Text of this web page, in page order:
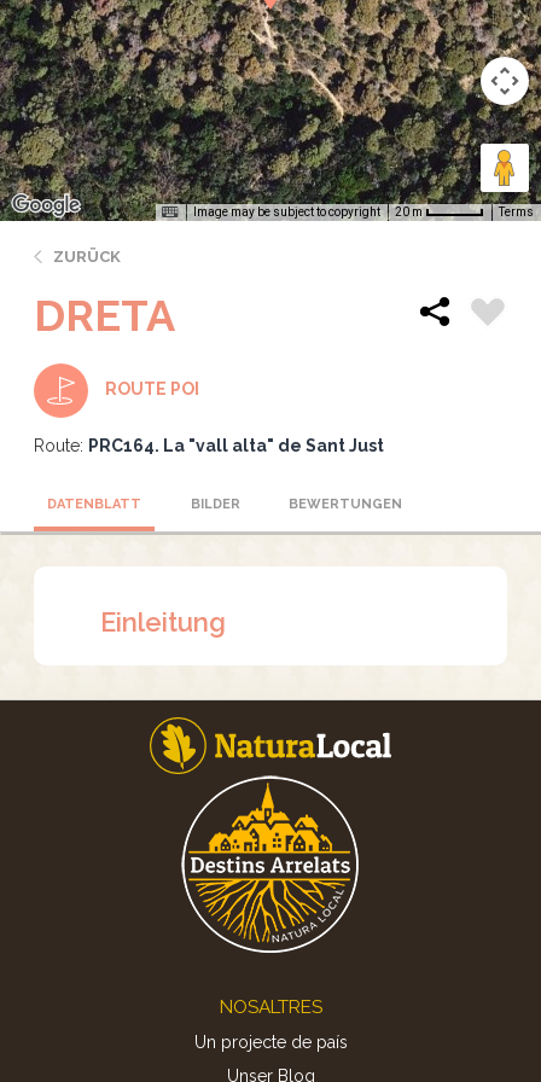
Image may be subject to copyright 20 m Terms
ZURÜCK
DRETA
ROUTE POI
Route: PRC164. La "vall alta" de Sant Just
DATENBLATT BILDER BEWERTUNGEN
Einleitung
NOSALTRES
Un projecte de país
Unser Blog